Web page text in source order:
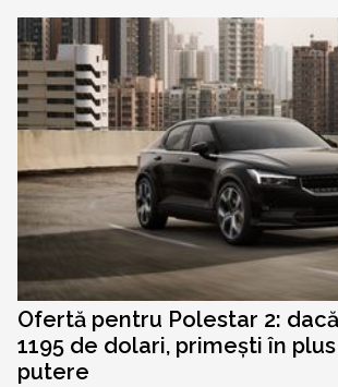
Ofertă pentru Polestar 2:
1195 de dolari, primești în
putere